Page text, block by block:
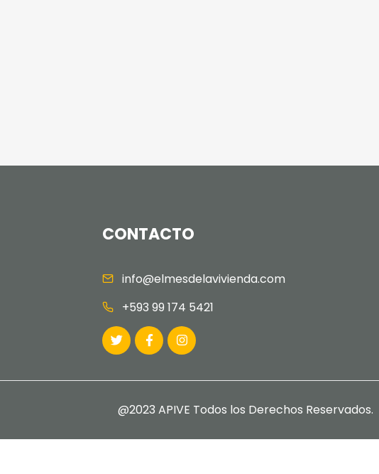
CONTACTO
info@elmesdelavivienda.com
+593 99 174 5421
@2023 APIVE Todos los Derechos Reservados.